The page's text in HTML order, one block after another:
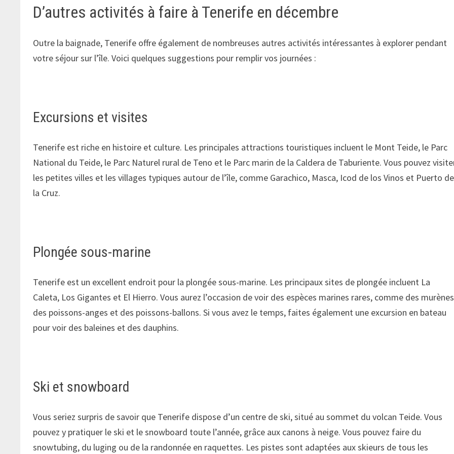
D’autres activités à faire à Tenerife en décembre
Outre la baignade, Tenerife offre également de nombreuses autres activités intéressantes à explorer pendant
votre séjour sur l’île. Voici quelques suggestions pour remplir vos journées :
Excursions et visites
Tenerife est riche en histoire et culture. Les principales attractions touristiques incluent le Mont Teide, le Parc
National du Teide, le Parc Naturel rural de Teno et le Parc marin de la Caldera de Taburiente. Vous pouvez
les petites villes et les villages typiques autour de l’île, comme Garachico, Masca, Icod de los Vinos et Puerto de
la Cruz.
Plongée sous-marine
Tenerife est un excellent endroit pour la plongée sous-marine. Les principaux sites de plongée incluent La
Caleta, Los Gigantes et El Hierro. Vous aurez l’occasion de voir des espèces marines rares, comme des
des poissons-anges et des poissons-ballons. Si vous avez le temps, faites également une excursion en bateau
pour voir des baleines et des dauphins.
Ski et snowboard
Vous seriez surpris de savoir que Tenerife dispose d’un centre de ski, situé au sommet du volcan Teide. Vous
pouvez y pratiquer le ski et le snowboard toute l’année, grâce aux canons à neige. Vous pouvez faire du
snowtubing, du luging ou de la randonnée en raquettes. Les pistes sont adaptées aux skieurs de tous les